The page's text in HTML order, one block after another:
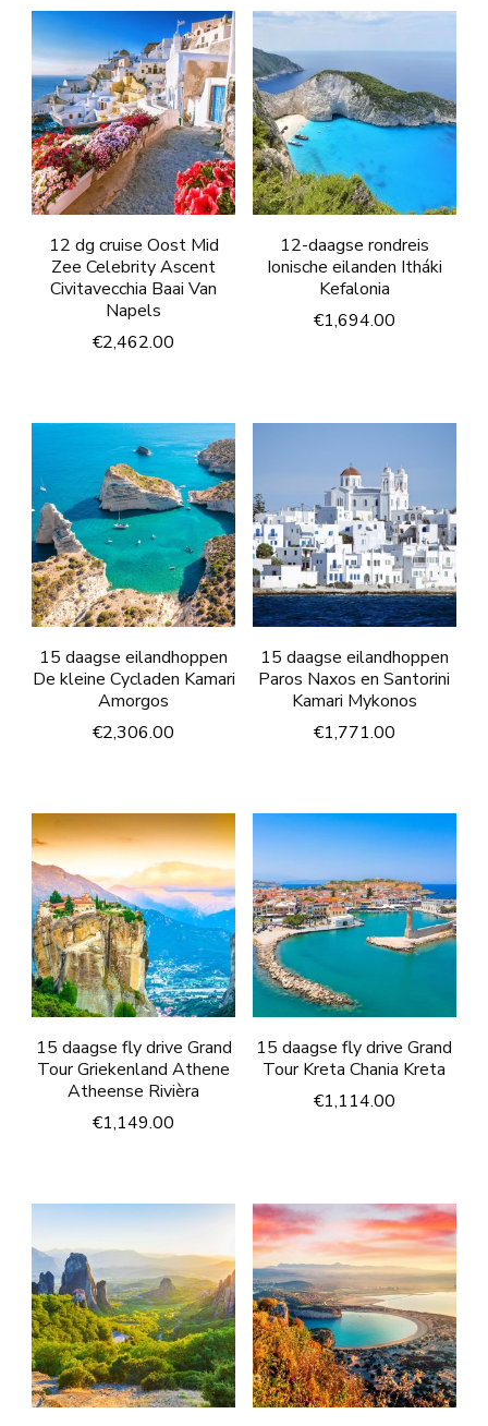
12 dg cruise Oost Mid
Zee Celebrity Ascent
Civitavecchia Baai Van
Napels
€2,462.00
12-daagse rondreis
Ionische eilanden Itháki
Kefalonia
€1,694.00
15 daagse eilandhoppen
De kleine Cycladen Kamari
Amorgos
€2,306.00
15 daagse eilandhoppen
Paros Naxos en Santorini
Kamari Mykonos
€1,771.00
15 daagse fly drive Grand
Tour Griekenland Athene
Atheense Rivièra
€1,149.00
15 daagse fly drive Grand
Tour Kreta Chania Kreta
€1,114.00